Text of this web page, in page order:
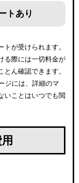
トあり
が受けられます。
る際には一切料金が
ん確認できます。
ジには、詳細のマ
いことはいつでも閲